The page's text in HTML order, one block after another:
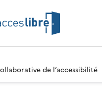
de l’accessibilité